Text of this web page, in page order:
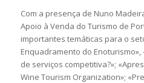
Com a presença de Nuno
Apoio à Venda do Turismo de
importantes temáticas para o
Enquadramento do
de serviços competitiva?»;
Wine Tourism Organization»;